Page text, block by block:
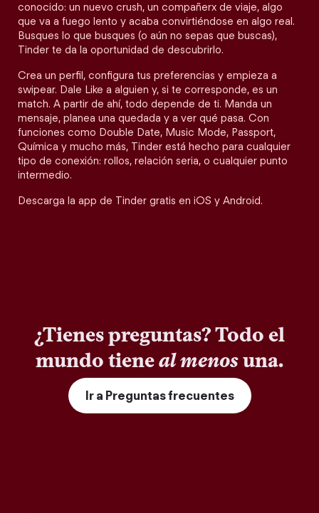
conocido: un nuevo crush, un compañerx de viaje, algo
que va a fuego lento y acaba convirtiéndose en algo real.
Busques lo que busques (o aún no sepas que buscas),
Tinder te da la oportunidad de descubrirlo.
Crea un perfil, configura tus preferencias y empieza a
swipear. Dale Like a alguien y, si te corresponde, es un
match. A partir de ahí, todo depende de ti. Manda un
mensaje, planea una quedada y a ver qué pasa. Con
funciones como Double Date, Music Mode, Passport,
Química y mucho más, Tinder está hecho para cualquier
tipo de conexión: rollos, relación seria, o cualquier punto
intermedio.
Descarga la app de Tinder gratis en iOS y Android.
¿Tienes preguntas? Todo el
mundo tieneal menosuna.
Ir a Preguntas frecuentes